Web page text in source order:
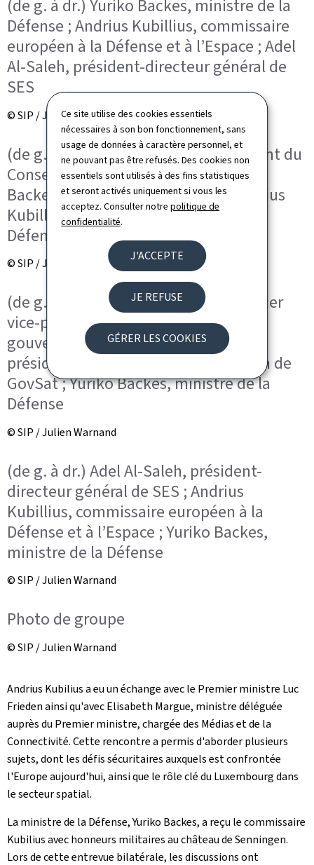
Ce site utilise des cookies essentiels
nécessaires à son bon fonctionnement, sans
usage de données à caractère personnel, et
ne pouvant pas être refusés. Des cookies non
essentiels sont utilisés à des fins statistiques
et seront activés uniquement si vous les
acceptez. Consulter notrepolitique de
confidentialité.
J'ACCEPTE
JE REFUSE
GÉRER LES COOKIES
(de g. à dr.) Yuriko Backes, ministre de la
Défense ; Andrius Kubillius, commissaire
européen à la Défense et à l’Espace ; Adel
Al-Saleh, président-directeur général de
SES
© SIP / Julien Warnand
(de g. à dr.) n.c. ; Frank Esser, président du
Conseil d’administration, SES ; Yuriko
Backes, ministre de la Défense ; Andrius
Kubillius, commissaire européen à la
Défense et à l’Espace
© SIP / Julien Warnand
(de g. à dr.) Philippe Glaesener, premier
vice-président principal de l’activité
gouvernementale globale de SES,
président du Conseil d’administration de
GovSat ; Yuriko Backes, ministre de la
Défense
© SIP / Julien Warnand
(de g. à dr.) Adel Al-Saleh, président-
directeur général de SES ; Andrius
Kubillius, commissaire européen à la
Défense et à l’Espace ; Yuriko Backes,
ministre de la Défense
© SIP / Julien Warnand
Photo de groupe
© SIP / Julien Warnand
Andrius Kubilius a eu un échange avec le Premier ministre Luc
Frieden ainsi qu'avec Elisabeth Margue, ministre déléguée
auprès du Premier ministre, chargée des Médias et de la
Connectivité. Cette rencontre a permis d'aborder plusieurs
sujets, dont les défis sécuritaires auxquels est confrontée
l'Europe aujourd'hui, ainsi que le rôle clé du Luxembourg dans
le secteur spatial.
La ministre de la Défense, Yuriko Backes, a reçu le commissaire
Kubilius avec honneurs militaires au château de Senningen.
Lors de cette entrevue bilatérale, les discussions ont